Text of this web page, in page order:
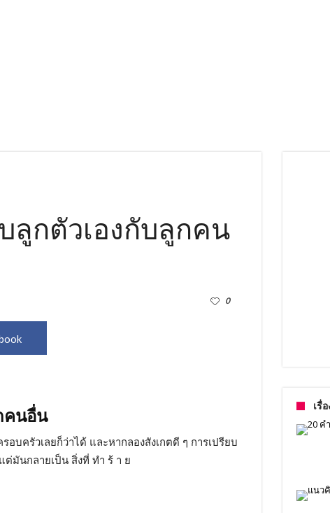
ลูกตัวเองกับลูกคน
0
คนอื่น
บครัวเลยก็ว่าได้ และหากลองสังเกตดี ๆ การเปรียบ
มันกลายเป็น สิ่งที่ ทำ ร้ า ย
เรื่